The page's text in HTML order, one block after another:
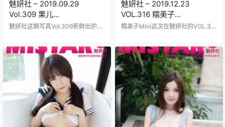
魅妍社 – 2019.09.29
Vol.309 果儿
Victoria[40+1P107M]
魅妍社这期写真Vol.309新鲜出炉
儿精致得没话说，身材曲线玲珑火
辣辣的，看得人眼睛都直了。 40张
高清大图加一张独家特写，总共107
MB的压缩包，下载起来超方便，果
儿Victoria在镜头前摆出各种诱人姿
势，穿着那件蕾丝边的黑色内衣，
搭配红色高跟鞋，室内灯光打得暖
暖的，背景是复古风的沙发和窗
帘，细节处理得贼到位，皮肤光滑…
魅妍社 – 2019.12.23
VOL.316 糯美子
Mini[55P70.6M]
糯美子Mini这次在魅妍社的VOL.31
这套作品至今依然火爆五十五张高
清大图塞进七十点六兆字节的空间
里每一帧都散发着她的独特魅力从
清纯可爱的学院风装扮到大胆撩人
的比基尼造型切换自如她那双水汪
汪的大眼睛配上微微上翘的嘴角简
直能把人魂儿都勾走背景布置也花
了不少心思有时是温馨的卧室场景
软绵绵的床单衬托出她的慵懒姿态
有时又是明亮的户外环境阳…